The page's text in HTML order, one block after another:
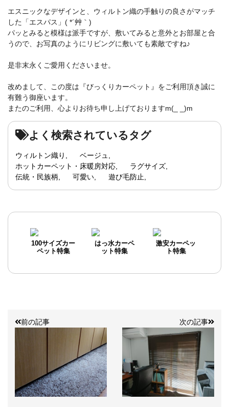
エスニックなデザインと、ウィルトン織の手触りの良さがマッチ
した「エスパス」( *´艸｀)
パッとみると模様は派手ですが、敷いてみると意外とお部屋と合
うので、お写真のようにリビングに敷いても素敵ですね♪
是非末永くご愛用くださいませ。
改めまして、この度は『びっくりカーペット』をご利用頂き誠に
有難う御座います。
またのご利用、心よりお待ち申し上げておりますm(_ _)m
よく検索されているタグ
ウィルトン織り
ベージュ
ホットカーペット・床暖房対応
ラグサイズ
伝統・民族柄
可愛い 遊び毛防止
100サイズカー
ペット特集
はっ水カーペ
ット特集
激安カーペッ
ト特集
前の記事 次の記事